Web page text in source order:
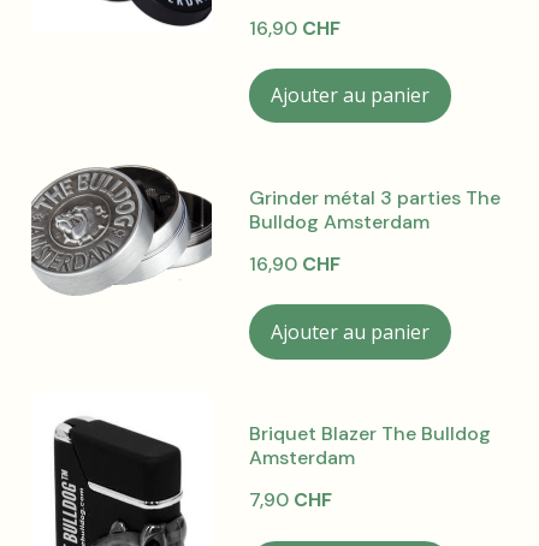
16,90 CHF
Ajouter au panier
Grinder métal 3 parties The
Bulldog Amsterdam
16,90 CHF
Ajouter au panier
Briquet Blazer The Bulldog
Amsterdam
7,90 CHF